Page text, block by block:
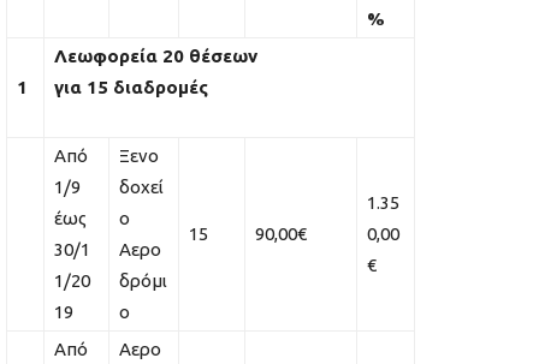
%
1
Λεωφορεία 20 θέσεων
για 15 διαδρομές
Από
1/9
έως
30/1
1/20
19
Ξενο
δοχεί
ο
Αερο
δρόμι
ο
15 90,00€
1.35
0,00
€
Από Αερο